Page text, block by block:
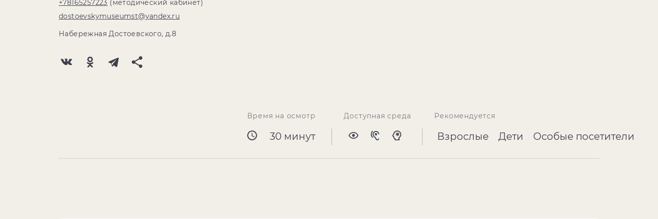
+78165257223 (методический кабинет)
dostoevskymuseumst@yandex.ru
Набережная Достоевского, д.8
Время на осмотр
30 минут
Доступная среда Рекомендуется
Взрослые Дети Особые посетители